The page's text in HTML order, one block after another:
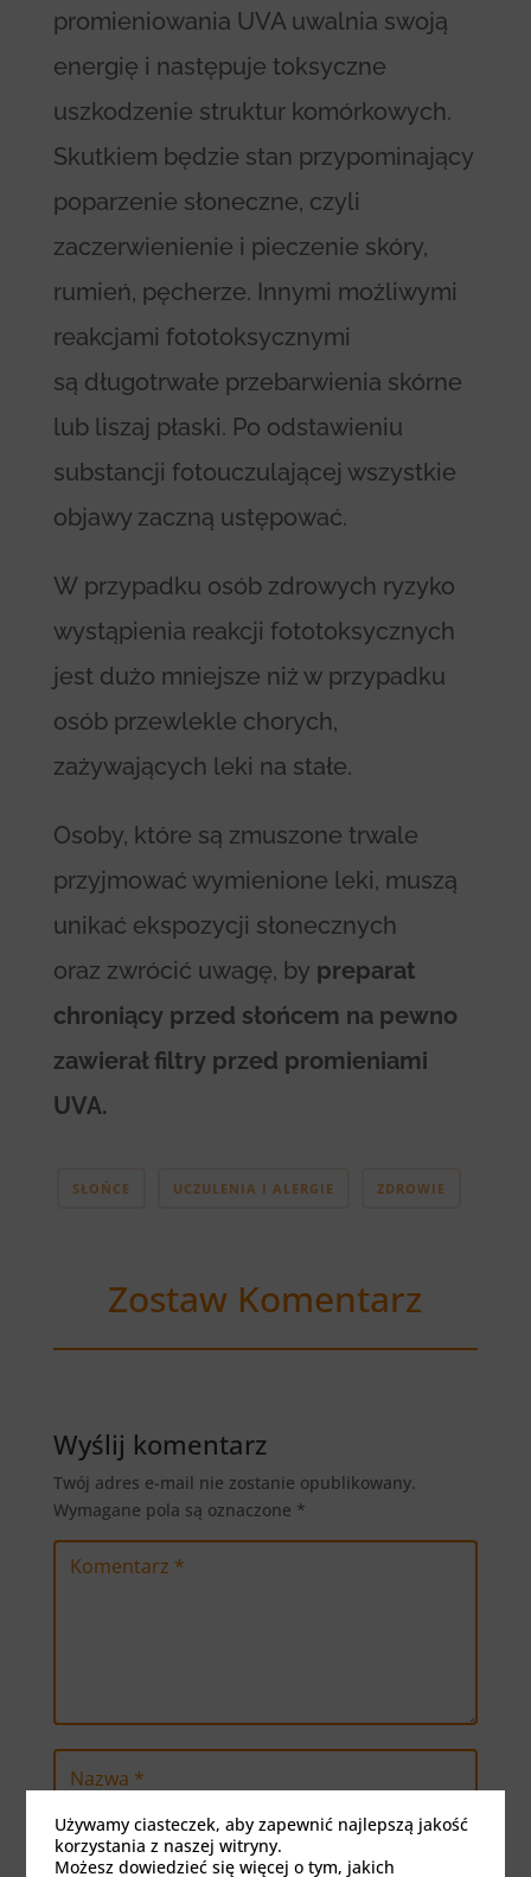
promieniowania UVA uwalnia swoją
energię i następuje toksyczne
uszkodzenie struktur komórkowych.
Skutkiem będzie stan przypominający
poparzenie słoneczne, czyli
zaczerwienienie i pieczenie skóry,
rumień, pęcherze. Innymi możliwymi
reakcjami fototoksycznymi
są długotrwałe przebarwienia skórne
lub liszaj płaski. Po odstawieniu
substancji fotouczulającej wszystkie
objawy zaczną ustępować.
W przypadku osób zdrowych ryzyko
wystąpienia reakcji fototoksycznych
jest dużo mniejsze niż w przypadku
osób przewlekle chorych,
zażywających leki na stałe.
Osoby, które są zmuszone trwale
przyjmować wymienione leki, muszą
unikać ekspozycji słonecznych
oraz zwrócić uwagę, by preparat
chroniący przed słońcem na pewno
zawierał filtry przed promieniami
UVA.
SŁOŃCE UCZULENIA I ALERGIE ZDROWIE
Zostaw Komentarz
Wyślij komentarz
Twój adres e-mail nie zostanie opublikowany.
Wymagane pola są oznaczone *
Używamy ciasteczek, aby zapewnić najlepszą jakość
korzystania z naszej witryny.
Możesz dowiedzieć się więcej o tym, jakich